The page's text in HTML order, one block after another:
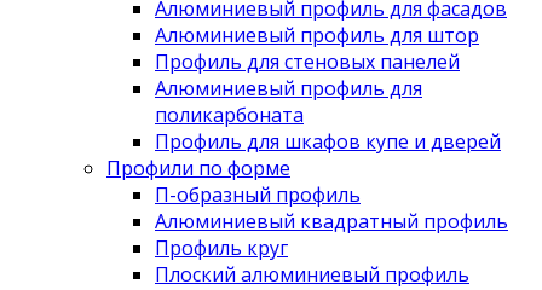
Алюминиевый профиль для фасадов
Алюминиевый профиль для штор
Профиль для стеновых панелей
Алюминиевый профиль для
поликарбоната
Профиль для шкафов купе и дверей
Профили по форме
П-образный профиль
Алюминиевый квадратный профиль
Профиль круг
Плоский алюминиевый профиль